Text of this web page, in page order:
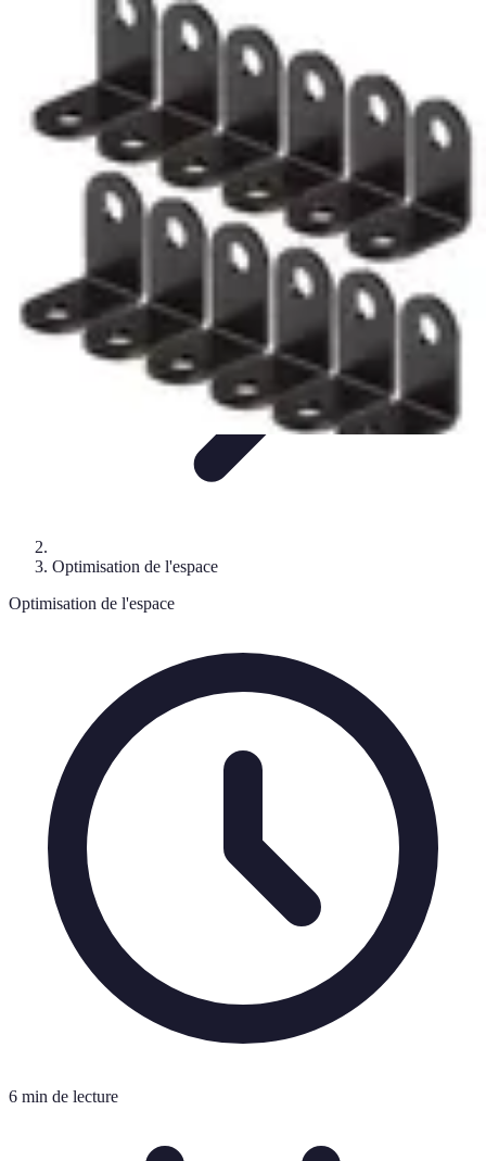
Solution Meuble
Aménagement des espacesDurabilitéAménagement
Astuces et Conseils
Solution Meuble
Optimisation de l'espace
Optimisation de l'espace
6 min de lecture